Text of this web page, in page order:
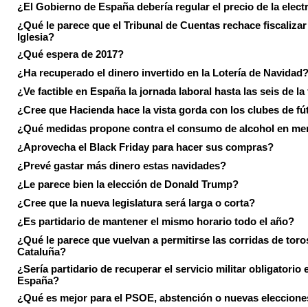
¿El Gobierno de España debería regular el precio de la
¿Qué le parece que el Tribunal de Cuentas rechace fiscalizar
Iglesia?
¿Qué espera de 2017?
¿Ha recuperado el dinero invertido en la Lotería de Navidad?
¿Ve factible en España la jornada laboral hasta las seis de la
¿Cree que Hacienda hace la vista gorda con los clubes de
¿Qué medidas propone contra el consumo de alcohol en
¿Aprovecha el Black Friday para hacer sus compras?
¿Prevé gastar más dinero estas navidades?
¿Le parece bien la elección de Donald Trump?
¿Cree que la nueva legislatura será larga o corta?
¿Es partidario de mantener el mismo horario todo el año?
¿Qué le parece que vuelvan a permitirse las corridas de
Cataluña?
¿Sería partidario de recuperar el servicio militar obligatorio
España?
¿Qué es mejor para el PSOE, abstención o nuevas